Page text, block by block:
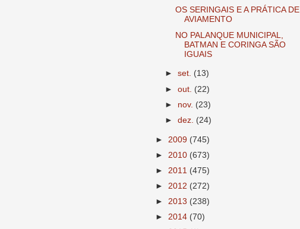
OS SERINGAIS E A PRÁTICA DE
AVIAMENTO
NO PALANQUE MUNICIPAL,
BATMAN E CORINGA SÃO
IGUAIS
►set. (13)
►out. (22)
► nov. (23)
►dez. (24)
► 2009 (745)
► 2010 (673)
► 2011 (475)
► 2012 (272)
► 2013 (238)
► 2014 (70)